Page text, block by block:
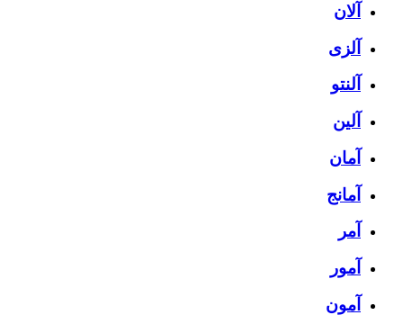
آلان
آلزی
آلنتو
آلین
آمان
آمانج
آمر
آمور
آمون